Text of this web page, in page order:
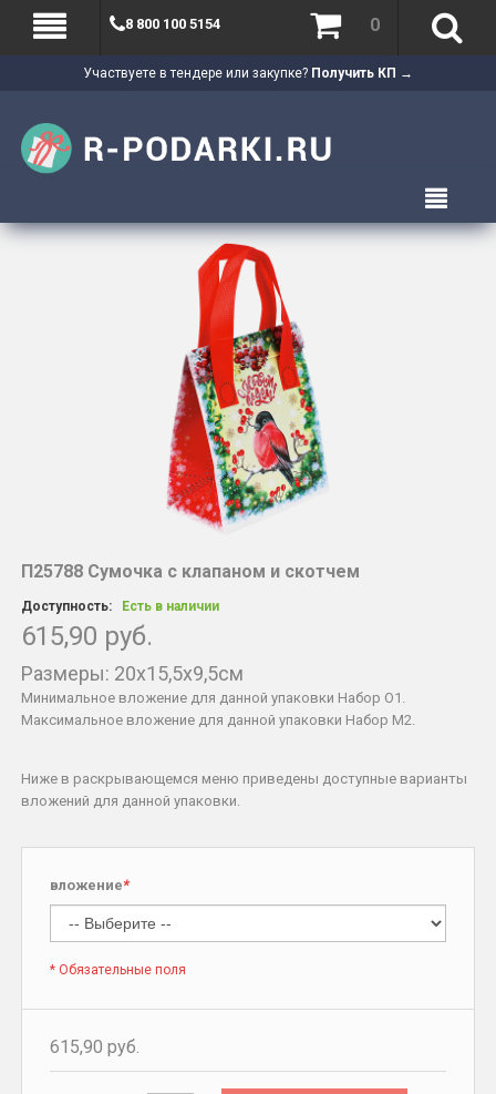
Участвуете в тендере или закупке? Получить КП →
8 800 100 5154 0
П25788 Сумочка с клапаном и скотчем
Доступность: Есть в наличии
615,90 руб.
Размеры: 20x15,5x9,5см
Минимальное вложение для данной упаковки Набор O1.
Максимальное вложение для данной упаковки Набор М2.
Ниже в раскрывающемся меню приведены доступные варианты
вложений для данной упаковки.
*
вложение
* Обязательные поля
615,90 руб.